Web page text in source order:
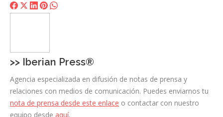
ShareShareShare
ShareShare
>> Iberian Press®
Agencia especializada en difusión de notas de prensa y
relaciones con medios de comunicación. Puedes enviarnos tu
nota de prensa desde este enlace o contactar con nuestro
equipo desde aquí.